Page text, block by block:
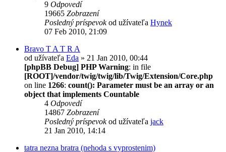
9 Odpovedí
19665 Zobrazení
Posledný príspevokod užívateľa Hynek
07 Feb 2010, 21:09
Bravo T A T R A
od užívateľa Eda » 21 Jan 2010, 00:44
[phpBB Debug] PHP Warning: in file
[ROOT]/vendor/twig/twig/lib/Twig/Extension/Core.php
on line 1266: count(): Parameter must be an array or an
object that implements Countable
4 Odpovedí
14867 Zobrazení
Posledný príspevokod užívateľa jack
21 Jan 2010, 14:14
tatra nezna bratra (nehoda s vyprostenim)